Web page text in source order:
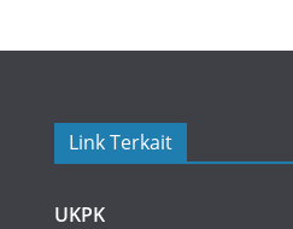
Link Terkait
UKPK